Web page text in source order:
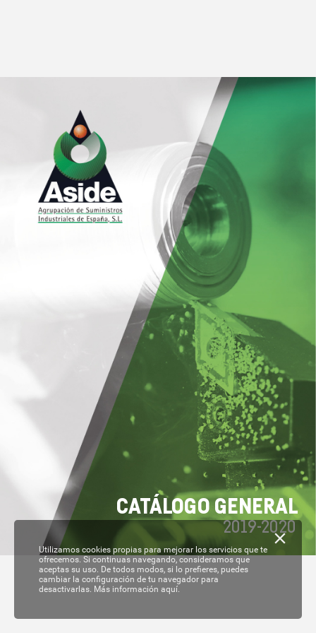
2019-2020
CATÁLOGO GENERAL
Utilizamos cookies propias para mejorar los servicios que te
ofrecemos. Si continuas navegando, consideramos que
aceptas su uso. De todos modos, si lo prefieres, puedes
cambiar la configuración de tu navegador para
desactivarlas. Más información aquí.